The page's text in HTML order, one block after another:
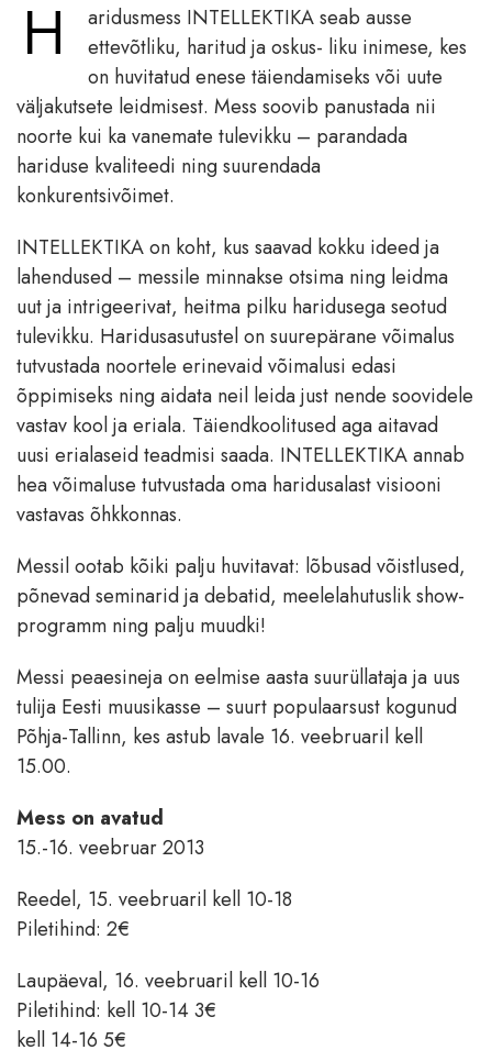
H
aridusmess INTELLEKTIKA seab ausse
ettevõtliku, haritud ja oskus- liku inimese, kes
on huvitatud enese täiendamiseks või uute
väljakutsete leidmisest. Mess soovib panustada nii
noorte kui ka vanemate tulevikku – parandada
hariduse kvaliteedi ning suurendada
konkurentsivõimet.
INTELLEKTIKA on koht, kus saavad kokku ideed ja
lahendused – messile minnakse otsima ning leidma
uut ja intrigeerivat, heitma pilku haridusega seotud
tulevikku. Haridusasutustel on suurepärane võimalus
tutvustada noortele erinevaid võimalusi edasi
õppimiseks ning aidata neil leida just nende soovidele
vastav kool ja eriala. Täiendkoolitused aga aitavad
uusi erialaseid teadmisi saada. INTELLEKTIKA annab
hea võimaluse tutvustada oma haridusalast visiooni
vastavas õhkkonnas.
Messil ootab kõiki palju huvitavat: lõbusad võistlused,
põnevad seminarid ja debatid, meelelahutuslik show-
programm ning palju muudki!
Messi peaesineja on eelmise aasta suurüllataja ja uus
tulija Eesti muusikasse – suurt populaarsust kogunud
Põhja-Tallinn, kes astub lavale 16. veebruaril kell
15.00.
Mess on avatud
15.-16. veebruar 2013
Reedel, 15. veebruaril kell 10-18
Piletihind: 2€
Laupäeval, 16. veebruaril kell 10-16
Piletihind: kell 10-14 3€
kell 14-16 5€